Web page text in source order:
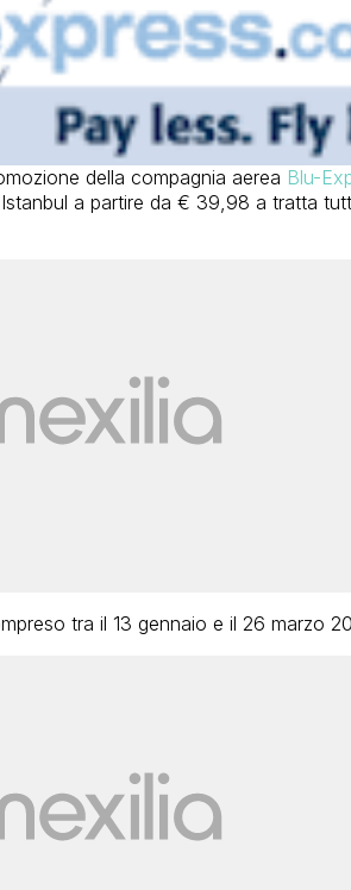
della compagnia aerea Blu-
a partire da € 39,98 a tratta
tra il 13 gennaio e il 26 marzo